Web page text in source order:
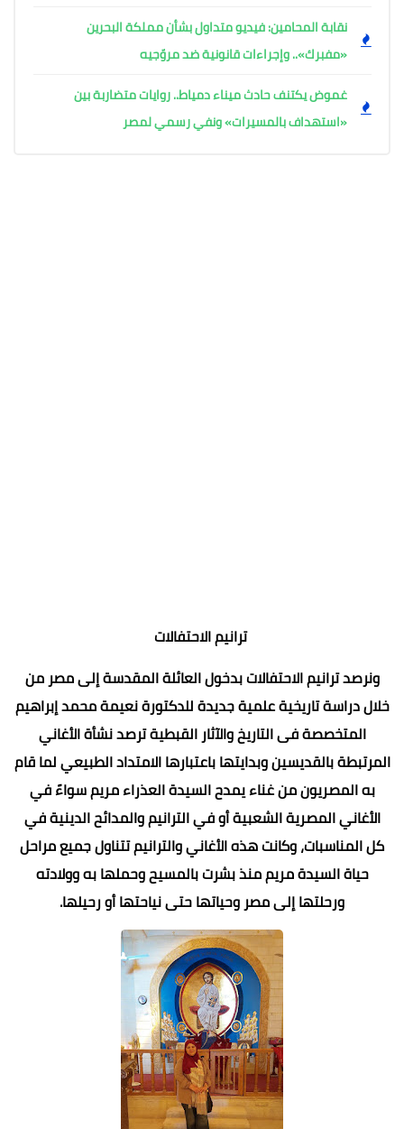
نقابة المحامين: فيديو متداول بشأن مملكة البحرين
«مفبرك».. وإجراءات قانونية ضد مروّجيه
غموض يكتنف حادث ميناء دمياط.. روايات متضاربة بين
«استهداف بالمسيرات» ونفي رسمي لمصر
ترانيم الاحتفالات
ونرصد ترانيم الاحتفالات بدخول العائلة المقدسة إلى مصر من
خلال دراسة تاريخية علمية جديدة للدكتورة نعيمة محمد إبراهيم
المتخصصة فى التاريخ والآثار القبطية ترصد نشأة الأغاني
المرتبطة بالقديسين وبدايتها باعتبارها الامتداد الطبيعي لما قام
به المصريون من غناء يمدح السيدة العذراء مريم سواءً في
الأغاني المصرية الشعبية أو في الترانيم والمدائح الدينية في
كل المناسبات، وكانت هذه الأغاني والترانيم تتناول جميع مراحل
حياة السيدة مريم منذ بشرت بالمسيح وحملها به وولادته
ورحلتها إلى مصر وحياتها حتى نياحتها أو رحيلها.